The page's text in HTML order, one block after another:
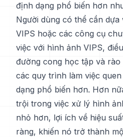
định dạng phổ biến hơn
Người dùng có thể cần
VIPS hoặc các công cụ
việc với hình ảnh VIPS,
đường cong học tập và
các quy trình làm việc
dạng phổ biến hơn. Hơn
trội trong việc xử lý hình
nhỏ hơn, lợi ích về hiệu
ràng, khiến nó trở thành